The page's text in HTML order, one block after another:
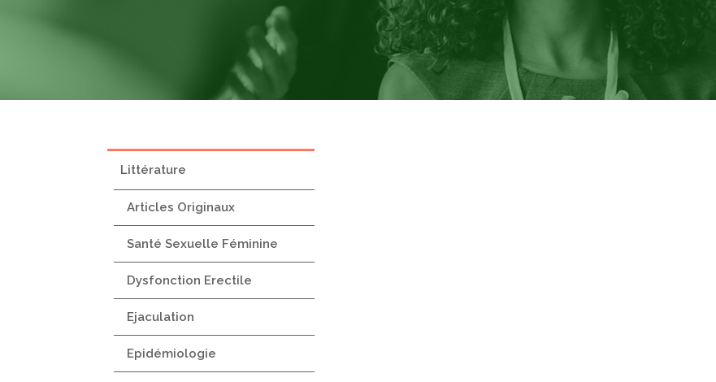
Littérature
Articles Originaux
Santé Sexuelle Féminine
Dysfonction Erectile
Ejaculation
Epidémiologie